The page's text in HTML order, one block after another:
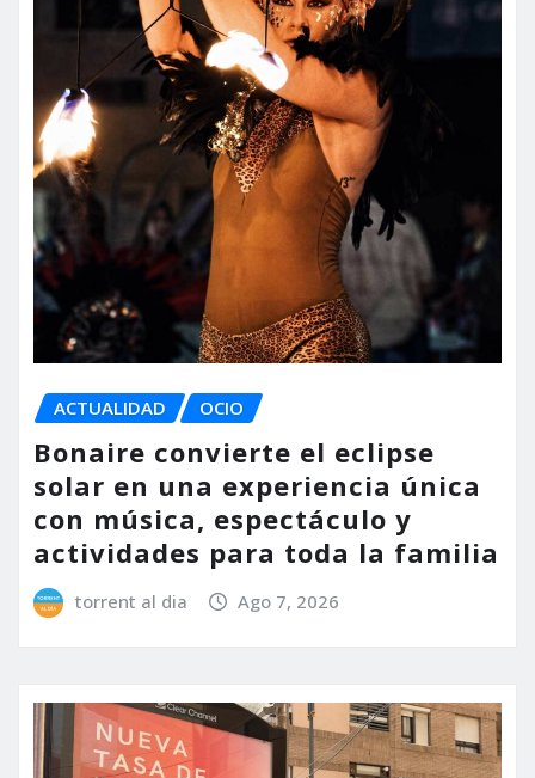
ACTUALIDAD OCIO
Bonaire convierte el eclipse
solar en una experiencia única
con música, espectáculo y
actividades para toda la familia
torrent al dia Ago 7, 2026